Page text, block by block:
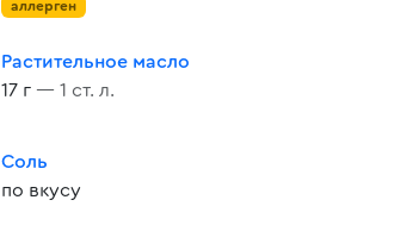
аллерген
Растительное масло
17 г — 1 ст. л.
Соль
по вкусу